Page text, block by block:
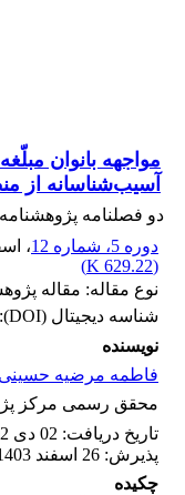
مواجهه بانوان
آسیب‌شناسانه از
دو فصلنامه پژوهشنامه
دوره 5، شماره 12
،
(
629.22 K
)
نوع مقاله: مقاله
شناسه دیجیتال (DOI):
نویسنده
فاطمه مرضیه
محقق رسمی مرکز
تاریخ دریافت: 02 دی 1402
پذیرش: 26 اسفند 1403
چکیده